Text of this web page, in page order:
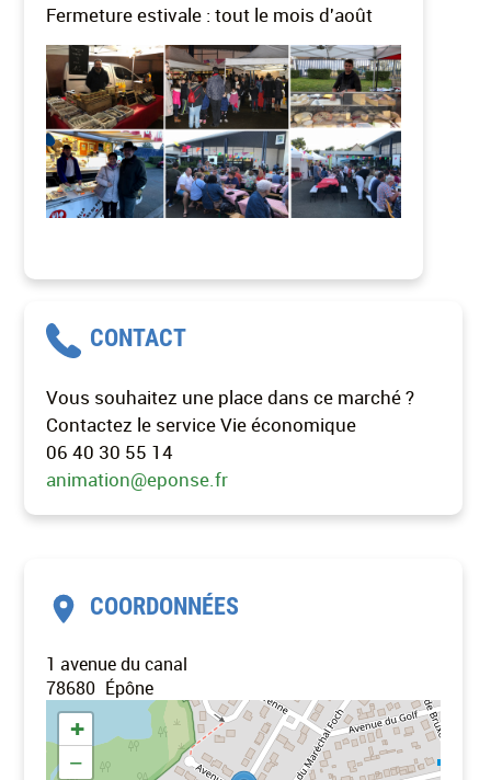
Fermeture estivale : tout le mois d'août
CONTACT
Vous souhaitez une place dans ce marché ?
Contactez le service Vie économique
06 40 30 55 14
animation@eponse.fr
COORDONNÉES
1 avenue du canal
78680 Épône
+
−